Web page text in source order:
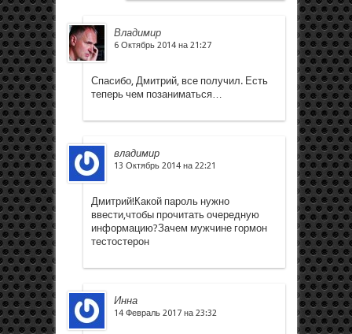
Владимир
6 Октябрь 2014 на 21:27
Спасибо, Дмитрий, все получил. Есть
теперь чем позаниматься…
владимир
13 Октябрь 2014 на 22:21
Дмитрий!Какой пароль нужно
ввести,чтобы прочитать очередную
информацию?Зачем мужчине гормон
тестостерон
Инна
14 Февраль 2017 на 23:32